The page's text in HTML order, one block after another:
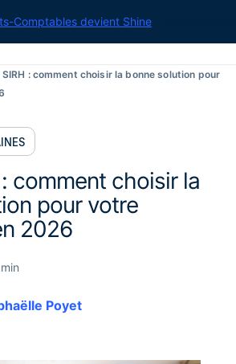
Comptables devient Shine
: comment choisir la bonne solution pour
comment choisir la
pour votre
2026
Poyet